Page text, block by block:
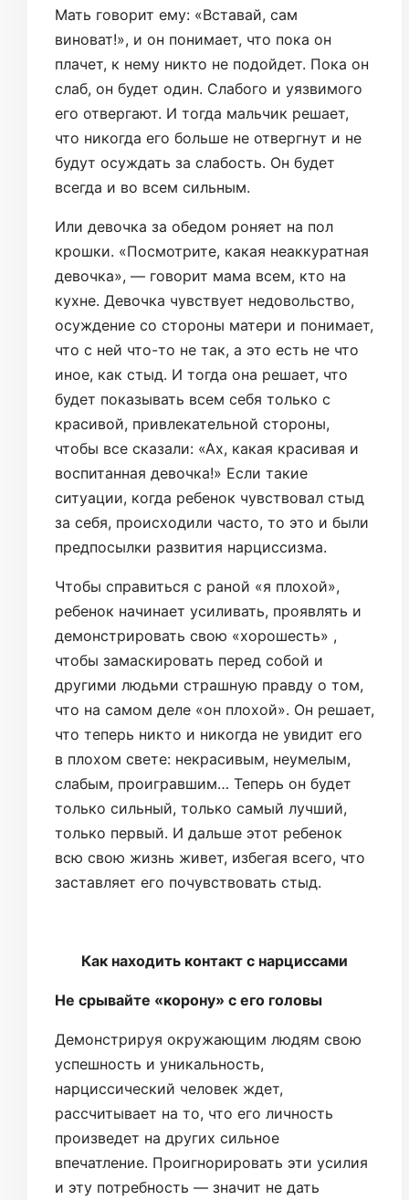
Мать говорит ему: «Вставай, сам
виноват!», и он понимает, что пока он
плачет, к нему никто не подойдет. Пока он
слаб, он будет один. Слабого и уязвимого
его отвергают. И тогда мальчик решает,
что никогда его больше не отвергнут и не
будут осуждать за слабость. Он будет
всегда и во всем сильным.
Или девочка за обедом роняет на пол
крошки. «Посмотрите, какая неаккуратная
девочка», — говорит мама всем, кто на
кухне. Девочка чувствует недовольство,
осуждение со стороны матери и понимает,
что с ней что-то не так, а это есть не что
иное, как стыд. И тогда она решает, что
будет показывать всем себя только с
красивой, привлекательной стороны,
чтобы все сказали: «Ах, какая красивая и
воспитанная девочка!» Если такие
ситуации, когда ребенок чувствовал стыд
за себя, происходили часто, то это и были
предпосылки развития нарциссизма.
Чтобы справиться с раной «я плохой»,
ребенок начинает усиливать, проявлять и
демонстрировать свою «хорошесть» ,
чтобы замаскировать перед собой и
другими людьми страшную правду о том,
что на самом деле «он плохой». Он решает,
что теперь никто и никогда не увидит его
в плохом свете: некрасивым, неумелым,
слабым, проигравшим… Теперь он будет
только сильный, только самый лучший,
только первый. И дальше этот ребенок
всю свою жизнь живет, избегая всего, что
заставляет его почувствовать стыд.
Как находить контакт с нарциссами
Не срывайте «корону» с его головы
Демонстрируя окружающим людям свою
успешность и уникальность,
нарциссический человек ждет,
рассчитывает на то, что его личность
произведет на других сильное
впечатление. Проигнорировать эти усилия
и эту потребность — значит не дать